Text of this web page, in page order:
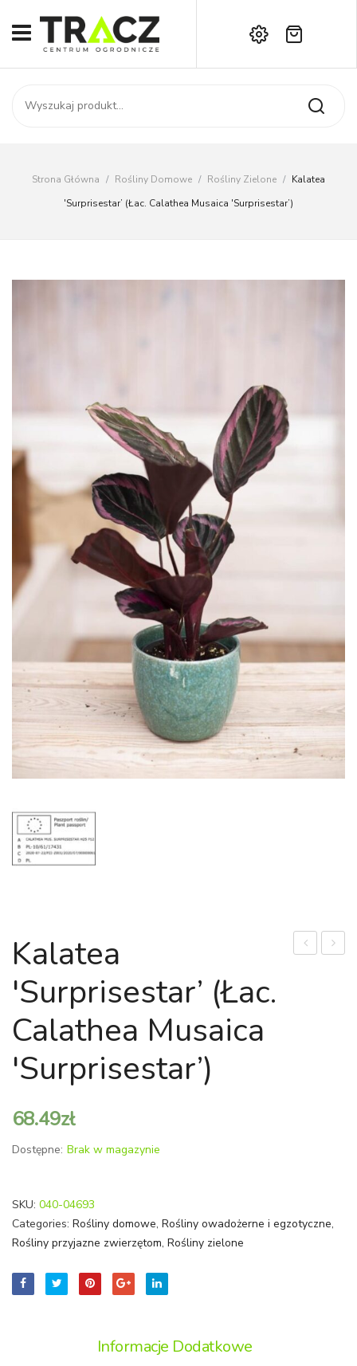
START
SKLEP
AKTUALNOŚCI
Kontakt
Brak produktów w koszyku.
Strona Główna / Rośliny Domowe / Rośliny Zielone / Kalatea
'Surprisestar’ (łac. Calathea Musaica 'Surprisestar’)
Kalatea
'Surprisestar’ (łac.
Calathea Musaica
'Surprisestar’)
68.49zł
Dostępne: Brak w magazynie
SKU: 040-04693
Categories: Rośliny domowe, Rośliny owadożerne i egzotyczne,
Rośliny przyjazne zwierzętom, Rośliny zielone
Informacje Dodatkowe